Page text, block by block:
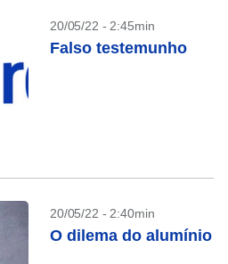
20/05/22 - 2:45min
Falso testemunho
20/05/22 - 2:40min
O dilema do alumínio